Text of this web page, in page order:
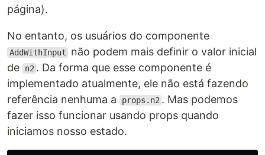
página).
No entanto, os usuários do componente
AddWithInput
não podem mais definir o valor inicial
de
n2 . Da forma que esse componente é
implementado atualmente, ele não está fazendo
referência nenhuma a
props.n2 . Mas podemos
fazer isso funcionar usando props quando
iniciamos nosso estado.